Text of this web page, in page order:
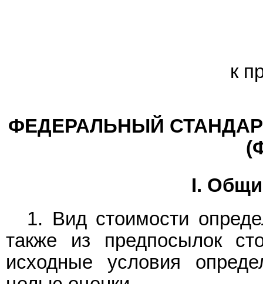
к
ФЕДЕРАЛЬНЫЙ
I.
1. Вид стоимости
также из предпосылок
исходные условия